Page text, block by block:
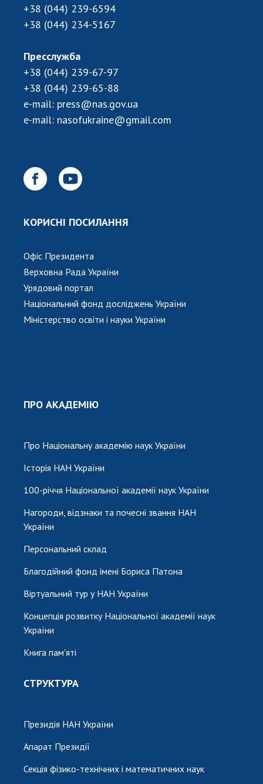
+38 (044) 239-6594
+38 (044) 234-5167
Пресслужба
+38 (044) 239-67-97
+38 (044) 239-65-88
e-mail: press@nas.gov.ua
e-mail: nasofukraine@gmail.com
КОРИСНІ ПОСИЛАННЯ
Офіс Президента
Верховна Рада України
Урядовий портал
Національний фонд досліджень України
Міністерство освіти і науки України
ПРО АКАДЕМІЮ
Про Національну академію наук України
Історія НАН України
100-річчя Національної академії наук України
Нагороди, відзнаки та почесні звання НАН
України
Персональний склад
Благодійний фонд імені Бориса Патона
Віртуальний тур у НАН України
Концепція розвитку Національної академії наук
України
Книга пам'яті
СТРУКТУРА
Президія НАН України
Апарат Президії
Секція фізико-технічних і математичних наук